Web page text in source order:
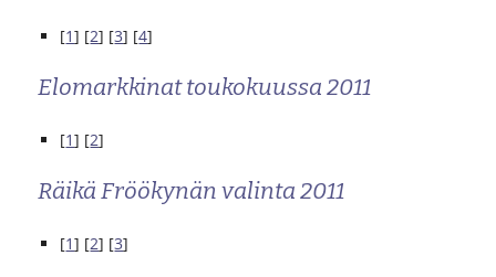
[1] [2] [3] [4]
Elomarkkinat toukokuussa 2011
[1] [2]
Räikä Fröökynän valinta 2011
[1] [2] [3]